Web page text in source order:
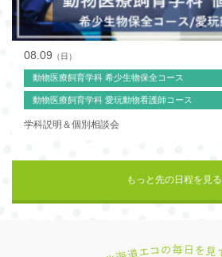
08.09 （日）
動物医療飼育学科 希少生物保全コース
動物医療飼育学科 愛玩動物看護師コース
学科説明＆個別相談会
もっと先の日程を見る